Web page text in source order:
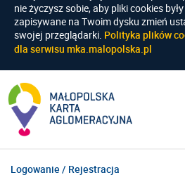
nie życzysz sobie, aby pliki cookies były
zapisywane na Twoim dysku zmień
swojej przeglądarki. Polityka plików
dla serwisu mka.malopolska.pl
Logowanie / Rejestracja